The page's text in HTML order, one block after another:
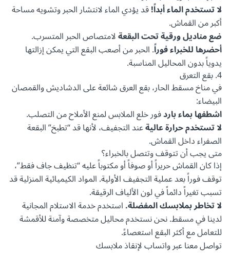
لا تستخدم الماء أبداً!قد يؤدي الماء لانتشار الحبر وتشويه مساحة
أكبر من القماش.
ضع مناديل ورقية تحت البقعةلامتصاص الحبر المتسرب.
أحضرها للخبراء فوراً. الحبر من أصعب البقع التي يمكن إزالتها
يدوياً بدون المحاليل المناسبة.
4. بقع التعرق
في مناخ مسقط الحار، بقع العرق شائعة على الدشاديش والقمصان
البيضاء:
اشطفها بماء باردفور خلع الملابس لمنع الأملاح من التصلب.
لا تستخدم حرارة عاليةعند التجفيف، لأنها قد “تطبخ” البقعة
الصفراء داخل القماش.
متى يجب أن تتوقف وتتصل بالخبراء؟
إذا كان القماش حريراً أو صوفاً أو مكتوباً عليه “تنظيف جاف فقط”،
توقف فوراً بعد عملية التجفيف الأولية. المواد الكيميائية المنزلية قد
تسبب تغيراً دائماً في لون الألياف الرقيقة.
لا تخاطر بملابسك المفضلة.استخدم خدمة الاستلام المجانية
لدينا في مسقط. نحن نستخدم محاليل متخصصة وآمنة للأقمشة
للتعامل مع أكثر البقع استعصاءً.
تواصل معنا عبر واتساب لإنقاذ ملابسك